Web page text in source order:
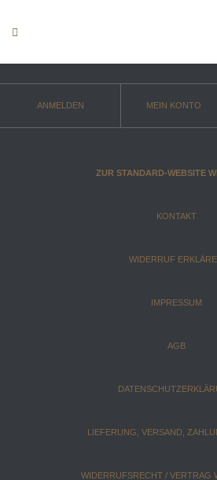
ANMELDEN MEIN KONTO
ZUR STANDARD-WEBSITE
KONTAKT
WIDERRUF
IMPRESSUM
AGB
LIEFERUNG, VERSAND,
WIDERRUFSRECHT / VERTRAG